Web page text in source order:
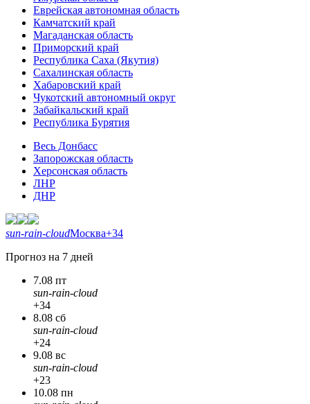
Еврейская автономная область
Камчатский край
Магаданская область
Приморский край
Республика Саха (Якутия)
Сахалинская область
Хабаровский край
Чукотский автономный округ
Забайкальский край
Республика Бурятия
Весь Донбасс
Запорожская область
Херсонская область
ЛНР
ДНР
sun-rain-cloudМосква+34
Прогноз на 7 дней
7.08 пт
sun-rain-cloud
+34
8.08 сб
sun-rain-cloud
+24
9.08 вс
sun-rain-cloud
+23
10.08 пн